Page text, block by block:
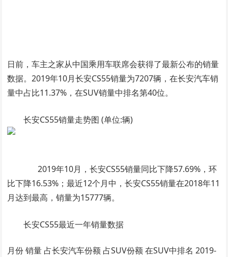
日前，车主之家从中国乘用车联席会获得了最新公布的销量
数据。2019年10月长安CS55销量为7207辆，在长安汽车销
量中占比11.37%，在SUV销量中排名第40位。
长安CS55销量走势图 (单位:辆)
2019年10月，长安CS55销量同比下降57.69%，环
比下降16.53%；最近12个月中，长安CS55销量在2018年11
月达到最高，销量为15777辆。
长安CS55最近一年销量数据
月份 销量 占长安汽车份额 占SUV份额 在SUV中排名 2019-